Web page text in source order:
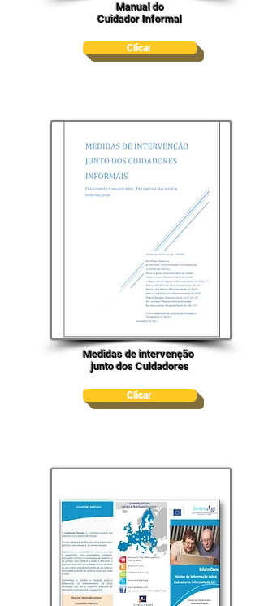
Manual do
Cuidador Informal
Clicar
Medidas de intervenção
junto dos Cuidadores
Clicar